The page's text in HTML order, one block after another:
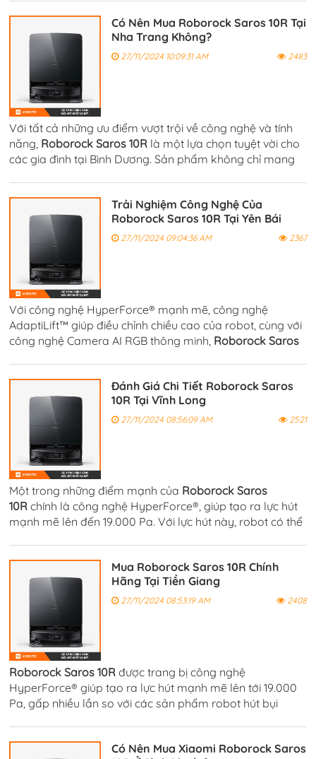
Có Nên Mua Roborock Saros 10R Tại
Nha Trang Không?
27/11/2024 10:09:31 AM 2483
Với tất cả những ưu điểm vượt trội về công nghệ và tính
năng, Roborock Saros 10R là một lựa chọn tuyệt vời cho
các gia đình tại Bình Dương. Sản phẩm không chỉ mang
Trải Nghiệm Công Nghệ Của
Roborock Saros 10R Tại Yên Bái
27/11/2024 09:04:36 AM 2367
Với công nghệ HyperForce® mạnh mẽ, công nghệ
AdaptiLift™ giúp điều chỉnh chiều cao của robot, cùng với
công nghệ Camera AI RGB thông minh, Roborock Saros
Đánh Giá Chi Tiết Roborock Saros
10R Tại Vĩnh Long
27/11/2024 08:56:09 AM 2521
Một trong những điểm mạnh của Roborock Saros
10R chính là công nghệ HyperForce®, giúp tạo ra lực hút
mạnh mẽ lên đến 19.000 Pa. Với lực hút này, robot có thể
Mua Roborock Saros 10R Chính
Hãng Tại Tiền Giang
27/11/2024 08:53:19 AM 2408
Roborock Saros 10R được trang bị công nghệ
HyperForce® giúp tạo ra lực hút mạnh mẽ lên tới 19.000
Pa, gấp nhiều lần so với các sản phẩm robot hút bụi
Có Nên Mua Xiaomi Roborock Saros